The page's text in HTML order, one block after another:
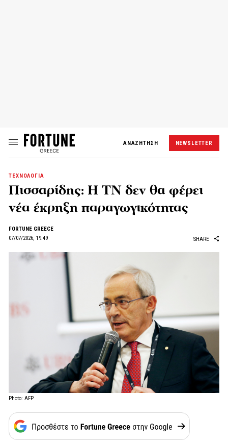
ΑΝΑΖΗΤΗΣΗ NEWSLETTER
ΤΕΧΝΟΛΟΓΙΑ
Πισσαρίδης: Η ΤΝ δεν θα φέρει
νέα έκρηξη παραγωγικότητας
FORTUNE GREECE
07/07/2026, 19:49
SHARE
Photo: AFP